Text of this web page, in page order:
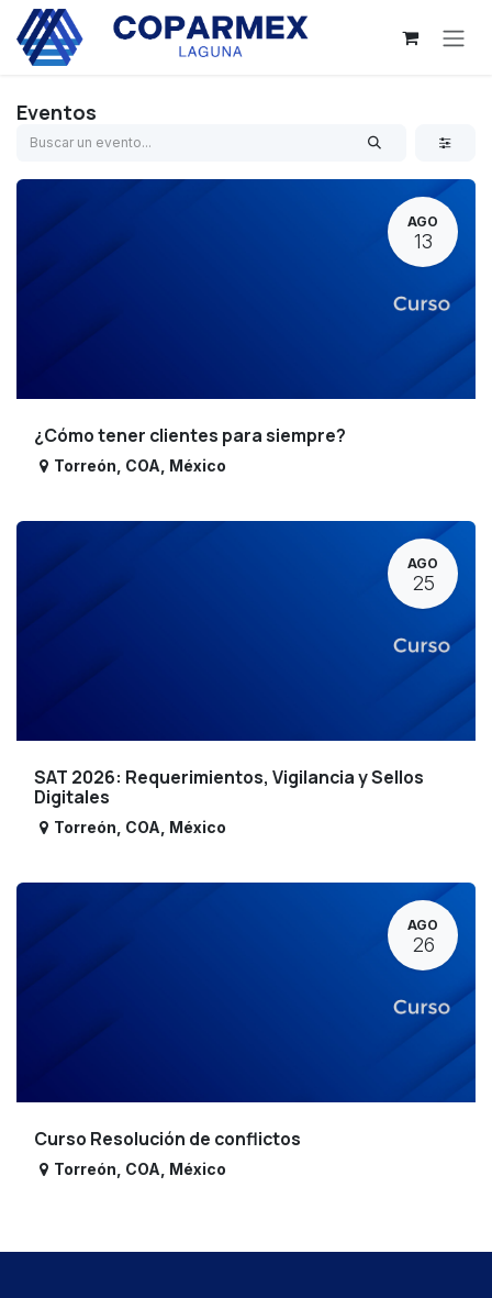
Ir al contenido
Eventos
AGO
13
¿Cómo tener clientes para siempre?
Torreón COA México
AGO
25
SAT 2026: Requerimientos, Vigilancia y Sellos
Digitales
Torreón COA México
AGO
26
Curso Resolución de conflictos
Torreón COA México